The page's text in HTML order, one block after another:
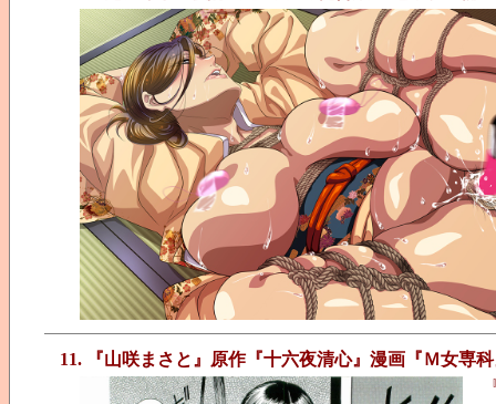
11. 『山咲まさと』原作『十六夜清心』漫画『Ｍ女専